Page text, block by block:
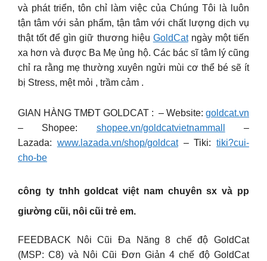
và phát triển, tôn chỉ làm việc của Chúng Tôi là luôn
tận tâm với sản phẩm, tận tâm với chất lượng dịch vụ
thật tốt để gìn giữ thương hiệu GoldCatngày một tiến
xa hơn và được Ba Mẹ ủng hộ. Các bác sĩ tâm lý cũng
chỉ ra rằng mẹ thường xuyên ngửi mùi cơ thể bé sẽ ít
bị Stress, mệt mỏi , trầm cảm .
GIAN HÀNG TMĐT GOLDCAT : – Website: goldcat.vn
– Shopee: shopee.vn/goldcatvietnammall
–
Lazada: www.lazada.vn/shop/goldcat– Tiki: tiki?cui-
cho-be
công ty tnhh goldcat việt nam chuyên sx và pp
giường cũi, nôi cũi trẻ em.
FEEDBACK Nôi Cũi Đa Năng 8 chế độ GoldCat
(MSP: C8) và Nôi Cũi Đơn Giản 4 chế độ GoldCat